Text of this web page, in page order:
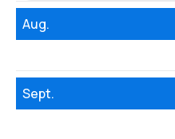
Aug.
Sept.